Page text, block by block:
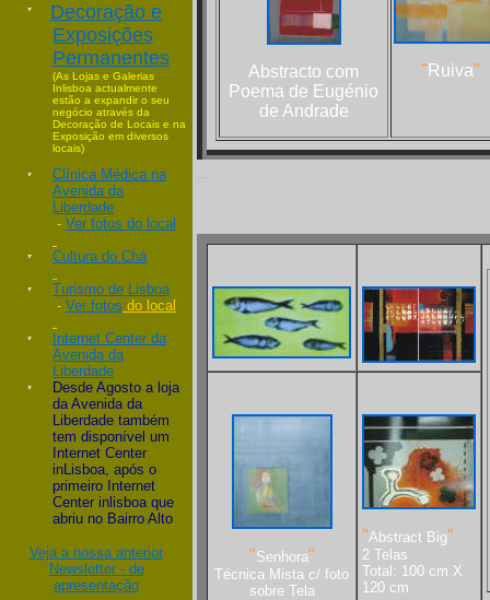
Decoração e
Exposições
Permanentes
(As Lojas e Galerias
Inlisboa actualmente
estão a expandir o seu
negócio através da
Decoração de Locais e na
Exposição em diversos
locais)
Clínica Médica na
Avenida da
Liberdade
- Ver fotos do local
Cultura do Chá
Turismo de Lisboa
- Ver fotos do local
Internet Center da
Avenida da
Liberdade
Desde Agosto a loja
da Avenida da
Liberdade também
tem disponível um
Internet Center
inLisboa, após o
primeiro Internet
Center inlisboa que
abriu no Bairro Alto
Veja a nossa anterior
Newsletter - de
apresentação
Abstracto com
Poema de Eugénio
de Andrade
" Ruiva"
"Senhora"
Técnica Mista c/ foto
sobre Tela
"Abstract Big"
2 Telas
Total: 100 cm X
120 cm